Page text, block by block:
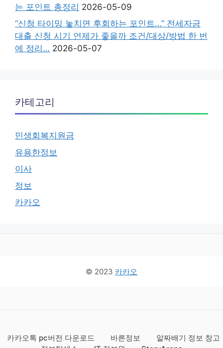
는 포인트 총정리 2026-05-09
“신청 타이밍 놓치면 후회하는 포인트…” 전세자금
대출 신청 시기 언제가 좋을까 조건/대상/방법 한 번
에 정리… 2026-05-07
카테고리
민생회복지원금
유용한정보
이사
정보
카카오
© 2023 카카오
카카오톡 pc버전 다운로드 바른정보
알짜배기 정보 창고